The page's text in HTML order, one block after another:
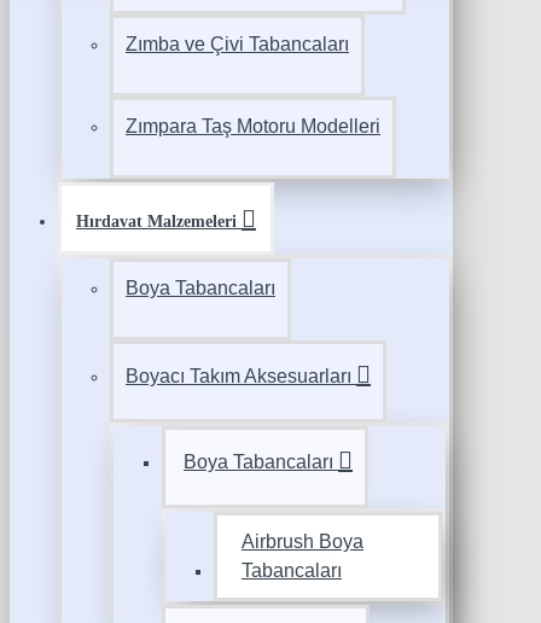
Zımba ve Çivi Tabancaları
Zımpara Taş Motoru Modelleri
Hırdavat Malzemeleri
Boya Tabancaları
Boyacı Takım Aksesuarları
Boya Tabancaları
Airbrush Boya
Tabancaları